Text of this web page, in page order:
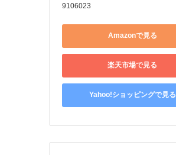
9106023
Amazonで見る
楽天市場で見る
Yahoo!ショッピングで見る